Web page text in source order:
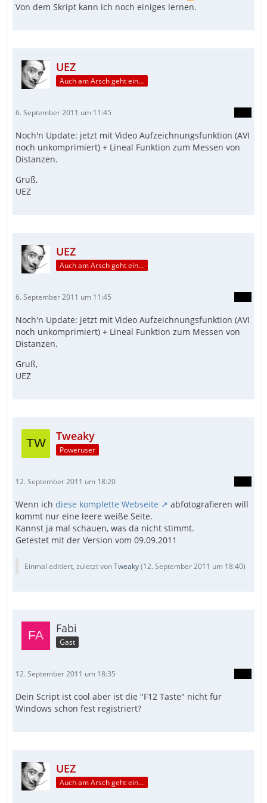
Von dem Skript kann ich noch einiges lernen.
UEZ
Auch am Arsch geht ein Weg vorbei...
6. September 2011 um 11:45
Noch'n Update: jetzt mit Video Aufzeichnungsfunktion (AVI
noch unkomprimiert) + Lineal Funktion zum Messen von
Distanzen.
Gruß,
UEZ
UEZ
Auch am Arsch geht ein Weg vorbei...
6. September 2011 um 11:45
Noch'n Update: jetzt mit Video Aufzeichnungsfunktion (AVI
noch unkomprimiert) + Lineal Funktion zum Messen von
Distanzen.
Gruß,
UEZ
Tweaky
Poweruser
12. September 2011 um 18:20
Wenn ich diese komplette Webseite
abfotografieren will
kommt nur eine leere weiße Seite.
Kannst ja mal schauen, was da nicht stimmt.
Getestet mit der Version vom 09.09.2011
Einmal editiert, zuletzt vonTweaky(12. September 2011 um 18:40)
Fabi
Gast
12. September 2011 um 18:35
Dein Script ist cool aber ist die "F12 Taste" nicht für
Windows schon fest registriert?
UEZ
Auch am Arsch geht ein Weg vorbei...